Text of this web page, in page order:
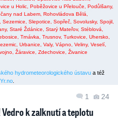
u Holic, Poběžovice u Přelouče, Podůlšany,
nad Labem, Rohovládova Bělá,
Sezemice, Slepotice, Sopřeč, Sovolusky, Spojil,
Staré Ždánice, Starý Mateřov, Stéblová,
Trnávka, Trusnov, Turkovice, Uhersko,
Urbanice, Valy, Vápno, Veliny, Veselí,
Žáravice, Zdechovice, Živanice
hydrometeorologického ústavu a též
Yr.no.
1 24
k zalknutí a teplotu